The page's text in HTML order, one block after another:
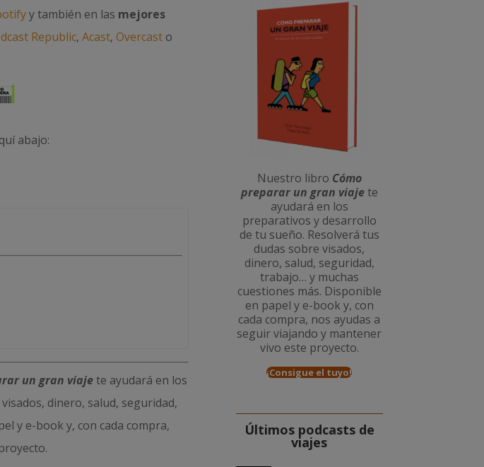
y también en las mejores
Republic,Acast,Overcast o
abajo:
un gran viajete ayudará en los
dinero, salud, seguridad,
y e-book y, con cada compra,
Nuestro libro Cómo
preparar un gran viajete
ayudará en los
preparativos y desarrollo
de tu sueño. Resolverá tus
dudas sobre visados,
dinero, salud, seguridad,
trabajo… y muchas
cuestiones más. Disponible
en papel y e-book y, con
cada compra, nos ayudas a
seguir viajando y mantener
vivo este proyecto.
¡Consigue el tuyo!
Últimos podcasts de
viajes